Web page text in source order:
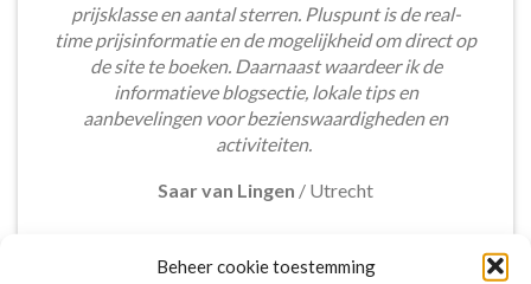
Beheer cookie toestemming
prijsklasse en aantal sterren. Pluspunt is de real-
time prijsinformatie en de mogelijkheid om direct op
de site te boeken. Daarnaast waardeer ik de
informatieve blogsectie, lokale tips en
aanbevelingen voor bezienswaardigheden en
activiteiten.
Saar van Lingen / Utrecht